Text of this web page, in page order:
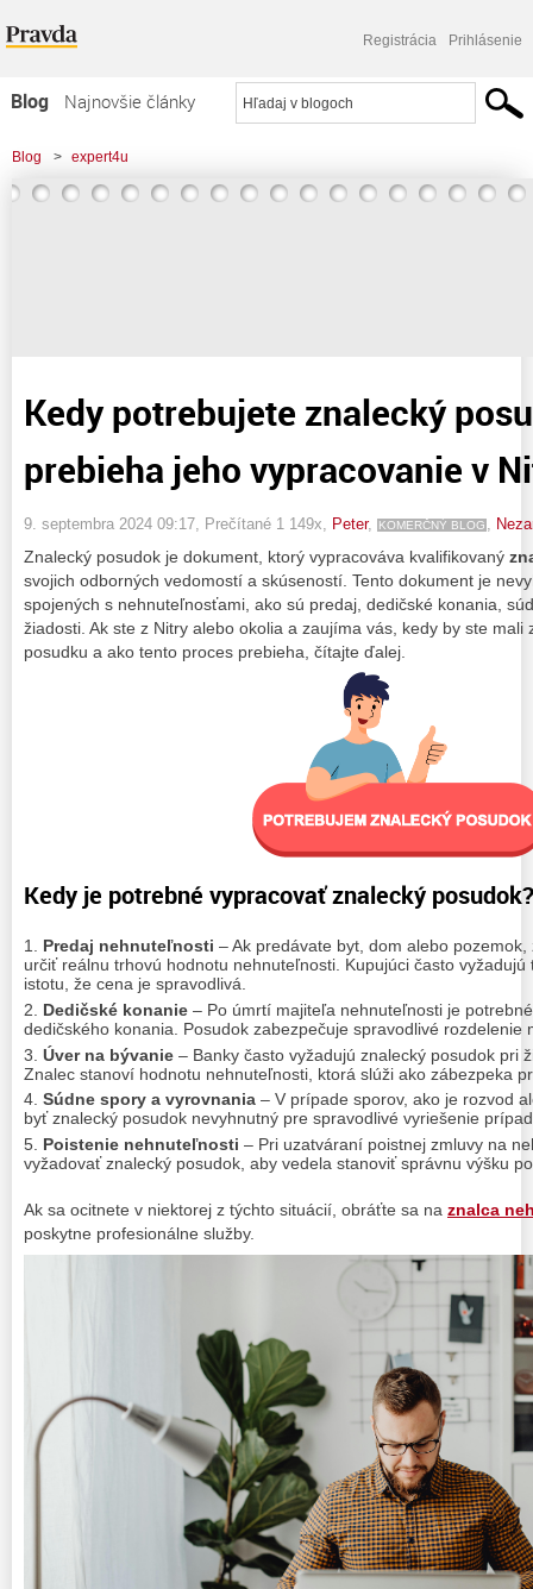
Registrácia Prihlásenie
Blog
Najnovšie články
Najčítanejšie články
Najkomentovanejšie články
Blog > expert4u
> Kedy potrebujete znalecký posudok a ako prebieha jeho vypracovanie v
Kedy potrebujete znalecký
prebieha jeho vypracovanie v
9. septembra 2024 09:17 , Prečítané 1 149x, Peter, KOMERČNÝ BLOG
Znalecký posudok je dokument, ktorý vypracováva kvalifikovaný
svojich odborných vedomostí a skúseností. Tento dokument je
spojených s nehnuteľnosťami, ako sú predaj, dedičské konania,
žiadosti. Ak ste z Nitry alebo okolia a zaujíma vás, kedy by ste
posudku a ako tento proces prebieha, čítajte ďalej.
Kedy je potrebné vypracovať znalecký posudok?
Predaj nehnuteľnosti – Ak predávate byt, dom alebo
určiť reálnu trhovú hodnotu nehnuteľnosti. Kupujúci často
istotu, že cena je spravodlivá.
Dedičské konanie – Po úmrtí majiteľa nehnuteľnosti je
dedičského konania. Posudok zabezpečuje spravodlivé rozdelenie
Úver na bývanie – Banky často vyžadujú znalecký posudok pri
Znalec stanoví hodnotu nehnuteľnosti, ktorá slúži ako zábezpeka
Súdne spory a vyrovnania – V prípade sporov, ako je rozvod
byť znalecký posudok nevyhnutný pre spravodlivé vyriešenie
Poistenie nehnuteľnosti – Pri uzatváraní poistnej zmluvy na
vyžadovať znalecký posudok, aby vedela stanoviť správnu výšku
Ak sa ocitnete v niektorej z týchto situácií, obráťte sa na znalca
poskytne profesionálne služby.